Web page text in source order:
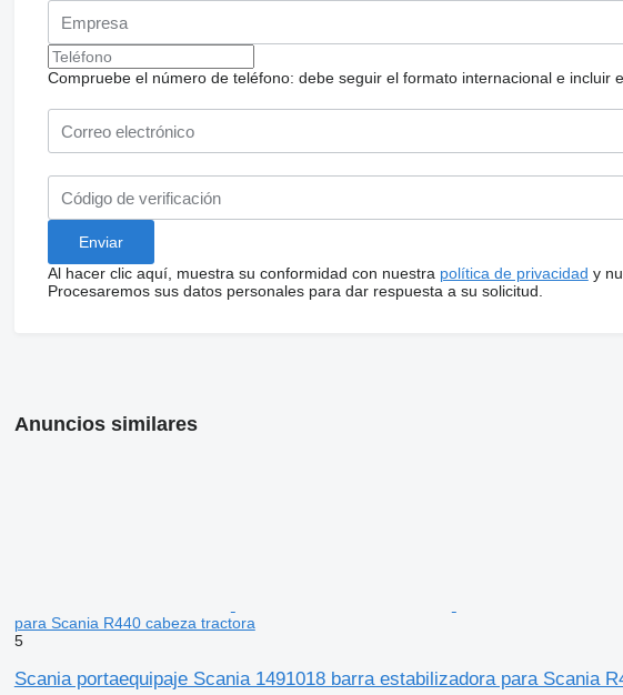
Compruebe el número de teléfono: debe seguir el formato internacional e incluir
Al hacer clic aquí, muestra su conformidad con nuestra política de privacidad y
Procesaremos sus datos personales para dar respuesta a su solicitud.
Anuncios similares
para Scania R440 cabeza tractora
5
Scania portaequipaje Scania 1491018 barra estabilizadora para Scania